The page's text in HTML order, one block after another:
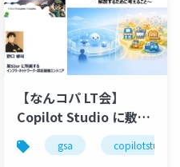
【なんコパ LT会】
Copilot Studio に敷く
安全のガードレール〜
AIエージェントを安心
gsa copilotstudio